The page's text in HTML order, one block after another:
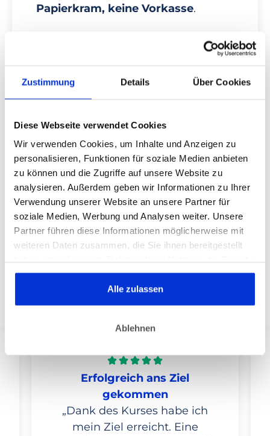
Zustimmung Details Über Cookies
Diese Webseite verwendet Cookies
Wir verwenden Cookies, um Inhalte und Anzeigen zu
personalisieren, Funktionen für soziale Medien anbieten
zu können und die Zugriffe auf unsere Website zu
analysieren. Außerdem geben wir Informationen zu Ihrer
Verwendung unserer Website an unsere Partner für
soziale Medien, Werbung und Analysen weiter. Unsere
Partner führen diese Informationen möglicherweise mit
weiteren Daten zusammen, die Sie ihnen bereitgestellt
gesammelt haben. Dies gilt auch für Gesundheitsdaten,
die gegebenenfalls für die Kursdurchführung erhoben
werden.
Alle zulassen
Ablehnen
Papierkram, keine Vorkasse.
2. Teilnahmezertifikat einreichen:
bekommst Du nach Kursabschluss
einPDF-Zertifikat, das Du selbst
Mehr zur Erstattung und
Krankenkassenübersicht
*Bei 100% Erstattung
JETZT STARTEN
Das sagen unsere Teilnehmer
Erfolgreich ans Ziel
gekommen
„Dank des Kurses habe ich
mein Ziel erreicht. Eine